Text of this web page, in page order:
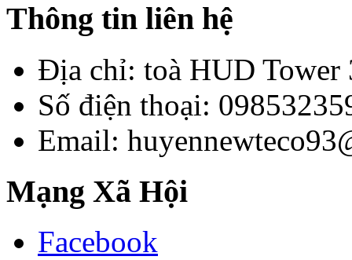
Thông tin liên hệ
Địa chỉ: toà HUD Tower
Số điện thoại:
Email:
Mạng Xã Hội
Facebook